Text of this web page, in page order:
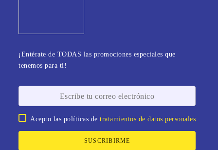
¡Entérate de TODAS las promociones especiales que
tenemos para ti!
Acepto las políticas detratamientos de datos personales
SUSCRIBIRME